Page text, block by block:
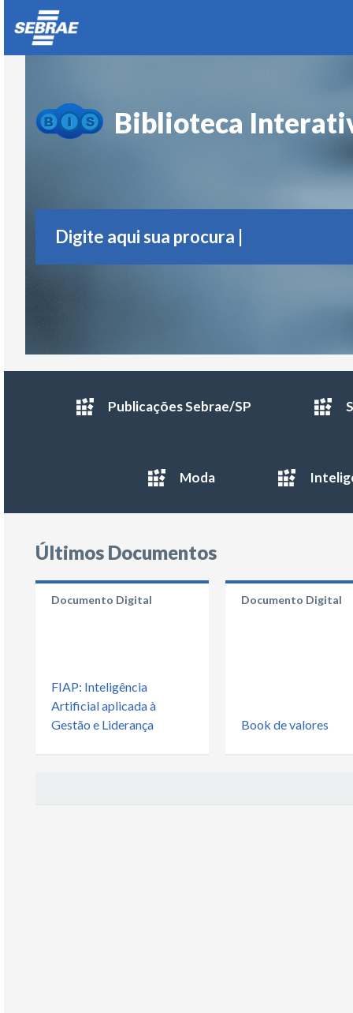
Biblioteca
Publicações Sebrae/SP
Moda
Últimos Documentos
Documento Digital
FIAP: Inteligência
Artificial aplicada à
Gestão e Liderança
Ler Agora
Documento Digital
Book de valores
Ler Agora